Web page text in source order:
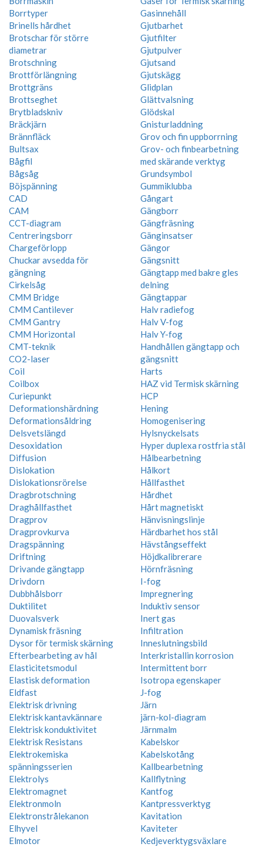
Borrtyper
Brinells hårdhet
Brotschar för större
diametrar
Brotschning
Brottförlängning
Brottgräns
Brottseghet
Brytbladskniv
Bräckjärn
Brännfläck
Bultsax
Bågfil
Bågsåg
Böjspänning
CAD
CAM
CCT-diagram
Centreringsborr
Chargeförlopp
Chuckar avsedda för
gängning
Cirkelsåg
CMM Bridge
CMM Cantilever
CMM Gantry
CMM Horizontal
CMT-teknik
CO2-laser
Coil
Coilbox
Curiepunkt
Deformationshärdning
Deformationsåldring
Delsvetslängd
Desoxidation
Diffusion
Dislokation
Dislokationsrörelse
Dragbrotschning
Draghållfasthet
Dragprov
Dragprovkurva
Dragspänning
Driftning
Drivande gängtapp
Drivdorn
Dubbhålsborr
Duktilitet
Duovalsverk
Dynamisk fräsning
Dysor för termisk skärning
Efterbearbeting av hål
Elasticitetsmodul
Elastisk deformation
Eldfast
Elektrisk drivning
Elektrisk kantavkännare
Elektrisk konduktivitet
Elektrisk Resistans
Elektrokemiska
spänningsserien
Elektrolys
Elektromagnet
Elektronmoln
Elektronstrålekanon
Elhyvel
Elmotor
Gasinnehåll
Gjutbarhet
Gjutfilter
Gjutpulver
Gjutsand
Gjutskägg
Glidplan
Glättvalsning
Glödskal
Gnisturladdning
Grov och fin uppborrning
Grov- och finbearbetning
med skärande verktyg
Grundsymbol
Gummiklubba
Gångart
Gängborr
Gängfräsning
Gänginsatser
Gängor
Gängsnitt
Gängtapp med bakre gles
delning
Gängtappar
Halv radiefog
Halv V-fog
Halv Y-fog
Handhållen gängtapp och
gängsnitt
Harts
HAZ vid Termisk skärning
HCP
Hening
Homogenisering
Hylsnyckelsats
Hyper duplexa rostfria stål
Hålbearbetning
Hålkort
Hållfasthet
Hårdhet
Hårt magnetiskt
Hänvisningslinje
Härdbarhet hos stål
Hävstångseffekt
Höjdkalibrerare
Hörnfräsning
I-fog
Impregnering
Induktiv sensor
Inert gas
Infiltration
Inneslutningsbild
Interkristallin korrosion
Intermittent borr
Isotropa egenskaper
J-fog
Järn
järn-kol-diagram
Järnmalm
Kabelskor
Kabelskotång
Kallbearbetning
Kallflytning
Kantfog
Kantpressverktyg
Kavitation
Kaviteter
Kedjeverktygsväxlare